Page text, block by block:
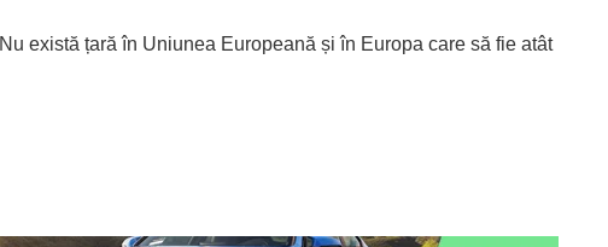
Nu există țară în Uniunea Europeană și în Europa care să fie atât